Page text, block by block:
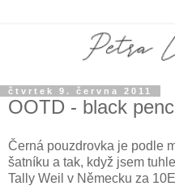
čtvrtek 9. června 2011
OOTD - black
Černá pouzdrovka je podle
šatníku a tak, když jsem
Tally Weil v Německu za